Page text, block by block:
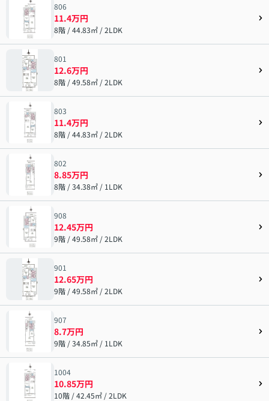
806
11.4万円
8階 / 44.83㎡ / 2LDK
801
12.6万円
8階 / 49.58㎡ / 2LDK
803
11.4万円
8階 / 44.83㎡ / 2LDK
802
8.85万円
8階 / 34.38㎡ / 1LDK
908
12.45万円
9階 / 49.58㎡ / 2LDK
901
12.65万円
9階 / 49.58㎡ / 2LDK
907
8.7万円
9階 / 34.85㎡ / 1LDK
1004
10.85万円
10階 / 42.45㎡ / 2LDK